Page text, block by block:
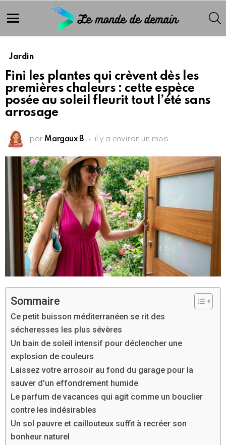
Jardin
Fini les plantes qui crèvent dès les
premières chaleurs : cette espèce
posée au soleil fleurit tout l’été sans
arrosage
par Margaux B il y a environ un mois
Sommaire
Ce petit buisson méditerranéen se rit des
sécheresses les plus sévères
Un bain de soleil intensif pour déclencher une
explosion de couleurs
Laissez votre arrosoir au fond du garage pour la
sauver d’un effondrement humide
Le parfum de vacances qui agit comme un bouclier
contre les indésirables
Un sol pauvre et caillouteux suffit à recréer son
bonheur naturel